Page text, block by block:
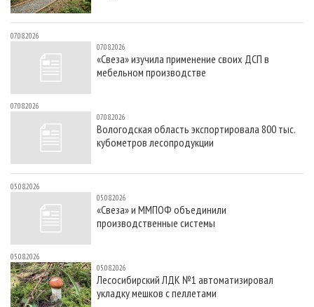
07.08.2026
07.08.2026
«Свеза» изучила применение своих ДСП в
мебельном производстве
07.08.2026
07.08.2026
Вологодская область экспортировала 800 тыс.
кубометров лесопродукции
05.08.2026
05.08.2026
«Свеза» и ММПОФ объединили
производственные системы
05.08.2026
05.08.2026
Лесосибирский ЛДК №1 автоматизировал
укладку мешков с пеллетами